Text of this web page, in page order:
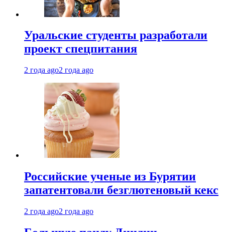
Уральские студенты разработали
проект спецпитания
2 года ago2 года ago
Российские ученые из Бурятии
запатентовали безглютеновый кекс
2 года ago2 года ago